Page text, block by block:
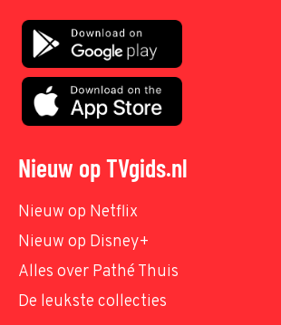
Nieuw op TVgids.nl
Nieuw op Netflix
Nieuw op Disney+
Alles over Pathé Thuis
De leukste collecties